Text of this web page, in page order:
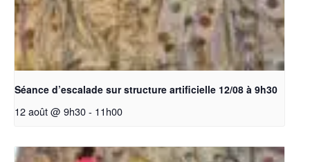
Séance d’escalade sur structure artificielle 12/08 à 9h30
12 août @ 9h30- 11h00